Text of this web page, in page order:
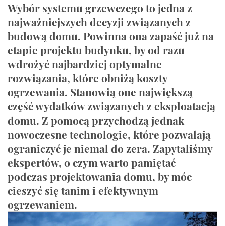
Wybór systemu grzewczego to jedna z
najważniejszych decyzji związanych z
budową domu. Powinna ona zapaść już na
etapie projektu budynku, by od razu
wdrożyć najbardziej optymalne
rozwiązania, które obniżą koszty
ogrzewania. Stanowią one największą
część wydatków związanych z eksploatacją
domu. Z pomocą przychodzą jednak
nowoczesne technologie, które pozwalają
ograniczyć je niemal do zera. Zapytaliśmy
ekspertów, o czym warto pamiętać
podczas projektowania domu, by móc
cieszyć się tanim i efektywnym
ogrzewaniem.